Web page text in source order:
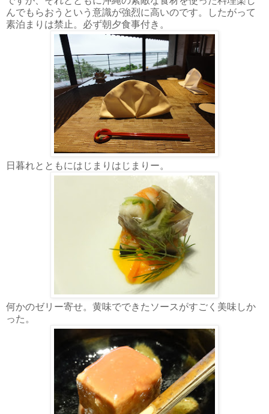
んでもらおうという意識が強烈に高いのです。したがって
素泊まりは禁止。必ず朝夕食事付き。
日暮れとともにはじまりはじまりー。
何かのゼリー寄せ。黄味でできたソースがすごく美味しか
った。